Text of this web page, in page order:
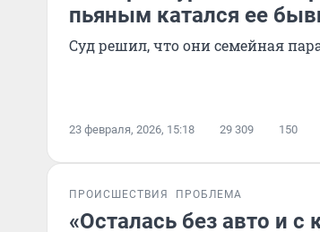
пьяным катался ее
Суд решил, что они семейная
23 февраля, 2026, 15:18 29 309 150
ПРОИСШЕСТВИЯ ПРОБЛЕМА
«Осталась без авто и с